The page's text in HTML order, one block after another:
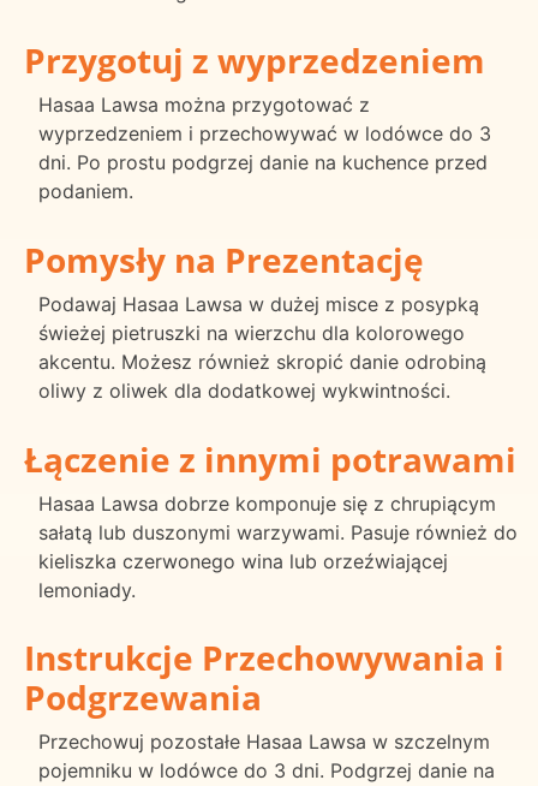
Przygotuj z wyprzedzeniem
Hasaa Lawsa można przygotować z
wyprzedzeniem i przechowywać w lodówce do 3
dni. Po prostu podgrzej danie na kuchence przed
podaniem.
Pomysły na Prezentację
Podawaj Hasaa Lawsa w dużej misce z posypką
świeżej pietruszki na wierzchu dla kolorowego
akcentu. Możesz również skropić danie odrobiną
oliwy z oliwek dla dodatkowej wykwintności.
Łączenie z innymi potrawami
Hasaa Lawsa dobrze komponuje się z chrupiącym
sałatą lub duszonymi warzywami. Pasuje również do
kieliszka czerwonego wina lub orzeźwiającej
lemoniady.
Instrukcje Przechowywania i
Podgrzewania
Przechowuj pozostałe Hasaa Lawsa w szczelnym
pojemniku w lodówce do 3 dni. Podgrzej danie na